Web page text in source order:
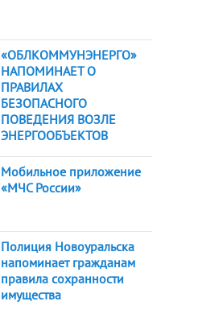
«ОБЛКОММУНЭНЕРГО»
НАПОМИНАЕТ О
ПРАВИЛАХ
БЕЗОПАСНОГО
ПОВЕДЕНИЯ ВОЗЛЕ
ЭНЕРГООБЪЕКТОВ
Мобильное приложение
«МЧС России»
Полиция Новоуральска
напоминает гражданам
правила сохранности
имущества